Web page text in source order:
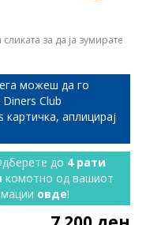
за да ја зумирате
можеш да го
Diners Club
аплицирај
до 4 рати
комотно од вашиот
овде!